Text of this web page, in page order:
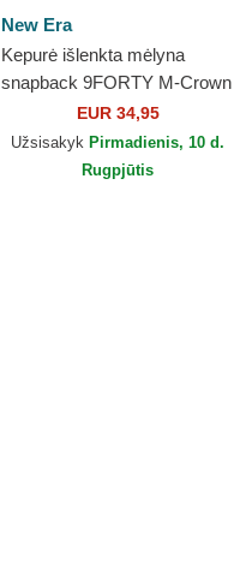
New Era
Kepurė išlenkta mėlyna
snapback 9FORTY M-Crown
Denim Valentino Rossi VR46
MotoGP New Era
EUR 34,95
Užsisakyk Pirmadienis, 10 d.
Rugpjūtis